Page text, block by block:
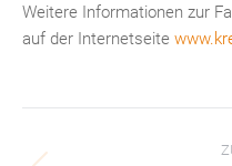
Weitere Informationen zur
auf der Internetseite